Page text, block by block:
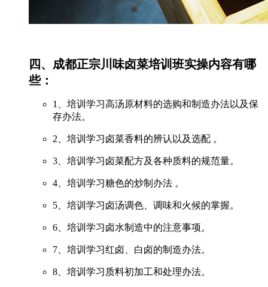
四、成都正宗川味卤菜培训班实操内容有哪
些：
1、培训学习高汤原材料的选购和制造办法以及保
存办法。
2、培训学习卤菜香料的辨认以及选配 。
3、培训学习卤菜配方及各种质料的规范量。
4、培训学习糖色的炒制办法 。
5、培训学习卤汤调色、调味和火候的掌握。
6、培训学习卤水制造中的注意事项。
7、培训学习红卤、白卤的制造办法。
8、培训学习质料初加工和处理办法。